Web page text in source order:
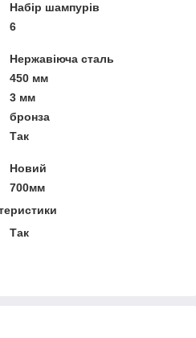
Набір шампурів
6
Нержавіюча сталь
450 мм
3 мм
бронза
Так
Новий
700мм
Так